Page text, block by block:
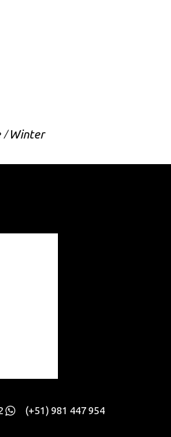
Winter
(+51) 981 447 954